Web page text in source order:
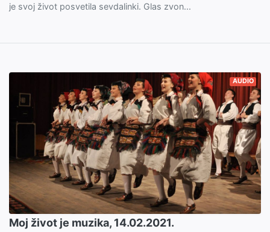
je svoj život posvetila sevdalinki. Glas zvon...
AUDIO
Moj život je muzika, 14.02.2021.